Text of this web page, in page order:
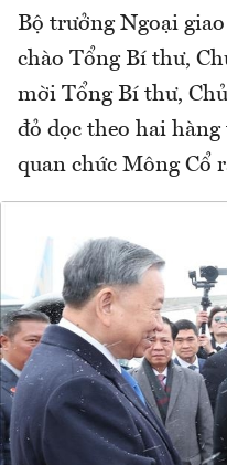
Bộ trưởng Ngoại
chào Tổng Bí thư,
mời Tổng Bí thư,
đỏ dọc theo hai
quan chức Mông Cổ